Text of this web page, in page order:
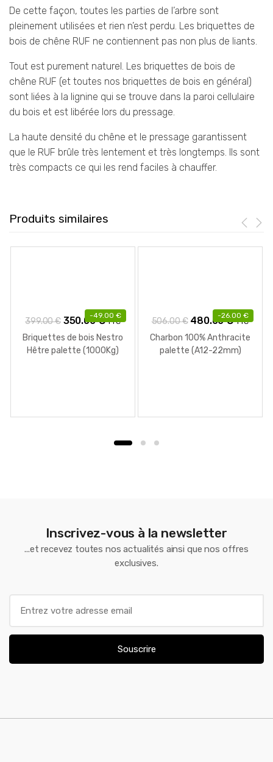
De cette façon, toutes les parties de l’arbre sont
pleinement utilisées et rien n’est perdu. Les briquettes de
bois de chêne RUF ne contiennent pas non plus de liants.
Tout est purement naturel. Les briquettes de bois de
chêne RUF (et toutes nos briquettes de bois en général)
sont liées à la lignine qui se trouve dans la paroi cellulaire
du bois et est libérée lors du pressage.
La haute densité du chêne et le pressage garantissent
que le RUF brûle très lentement et très longtemps. Ils sont
très compacts ce qui les rend faciles à chauffer.
Produits similaires
-49.00 €
399.00€ Le
prix
initial
350.00€Le
prix
actuel
TTC
Briquettes de bois Nestro
Hêtre palette (1000Kg)
-26.00 €
506.00€ Le
prix
initial
480.00€Le
prix
actuel
TTC
Charbon 100% Anthracite
palette (A12-22mm)
Inscrivez-vous à la newsletter
...et recevez toutes nos actualités ainsi que nos offres
exclusives.
l
Souscrire